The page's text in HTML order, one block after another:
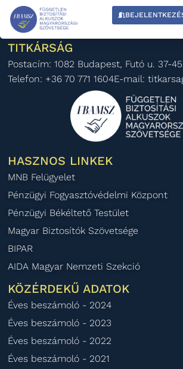
CONTENTS
TITKÁRSÁG
Postacím: 1082 Budapest, Futó u. 37-
Telefon: +36 70 771 1604E-mail:
HASZNOS LINKEK
MNB Felügyelet
Pénzügyi Fogyasztóvédelmi Központ
Pénzügyi Békéltető Testület
Magyar Biztosítók Szövetsége
BIPAR
AIDA Magyar Nemzeti Szekció
KÖZÉRDEKŰ ADATOK
Éves beszámoló - 2024
Éves beszámoló - 2023
Éves beszámoló - 2022
Éves beszámoló - 2021